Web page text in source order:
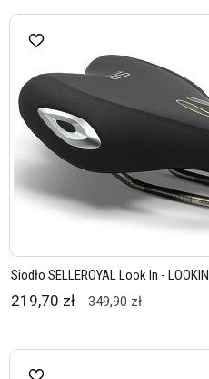
Siodło SELLEROYAL Look In -
219,70 zł 349,90 zł